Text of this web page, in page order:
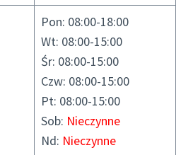
Pon: 08:00-18:00
Wt: 08:00-15:00
Śr: 08:00-15:00
Czw: 08:00-15:00
Pt: 08:00-15:00
Sob: Nieczynne
Nd: Nieczynne